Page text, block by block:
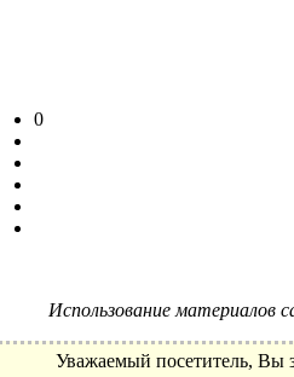
0
Использование материалов
Уважаемый посетитель, Вы